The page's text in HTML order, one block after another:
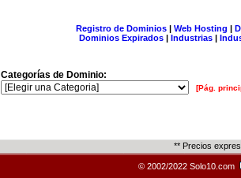
Registro de Dominios| Web Hosting |
Dominios Expirados | Industrias |
Categorías de Dominio:
[Pág.
** Precios
© 2002/2022 Solo10.com